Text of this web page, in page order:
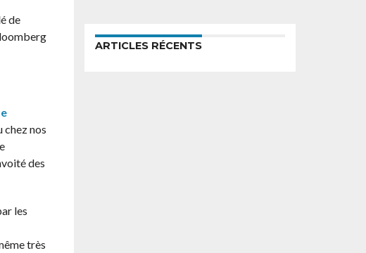
de
chez nos
des
les
très
ARTICLES RÉCENTS